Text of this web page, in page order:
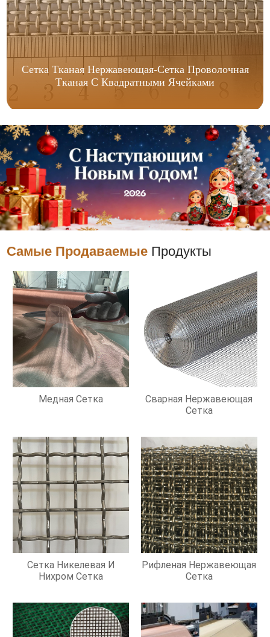
Сетка Тканая Нержавеющая-Сетка Проволочная
Тканая С Квадратными Ячейками
Самые Продаваемые Продукты
Медная Сетка
Сварная Нержавеющая
Сетка
Сетка Никелевая И
Нихром Сетка
Рифленая Нержавеющая
Сетка